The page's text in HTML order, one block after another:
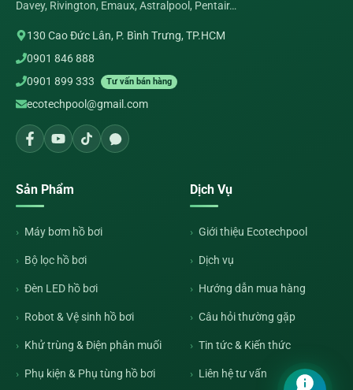
Davey, Rivington, Emaux, Astralpool, Pentair…
130 Cao Đức Lân, P. Bình Trưng, TP.HCM
0901 846 888
0901 899 333
Tư vấn bán hàng
ecotechpool@gmail.com
Sản Phẩm
Máy bơm hồ bơi
Bộ lọc hồ bơi
Đèn LED hồ bơi
Robot & Vệ sinh hồ bơi
Khử trùng & Điện phân muối
Phụ kiện & Phụ tùng hồ bơi
Dịch Vụ
Giới thiệu Ecotechpool
Dịch vụ
Hướng dẫn mua hàng
Câu hỏi thường gặp
Tin tức & Kiến thức
Liên hệ tư vấn